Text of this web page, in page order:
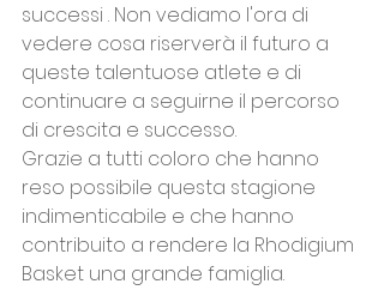
successi . Non vediamo l'ora di
vedere cosa riserverà il futuro a
queste talentuose atlete e di
continuare a seguirne il percorso
di crescita e successo.
Grazie a tutti coloro che hanno
reso possibile questa stagione
indimenticabile e che hanno
contribuito a rendere la Rhodigium
Basket una grande famiglia.